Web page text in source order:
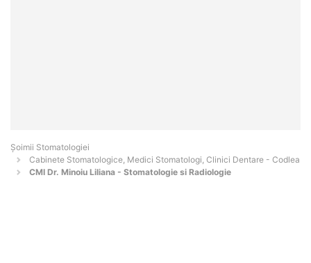
Șoimii Stomatologiei
Cabinete Stomatologice, Medici Stomatologi, Clinici Dentare - Codlea
CMI Dr. Minoiu Liliana - Stomatologie si Radiologie